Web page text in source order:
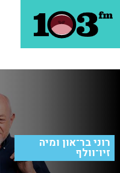
רוני בר־און ומיה
זיו־וולף